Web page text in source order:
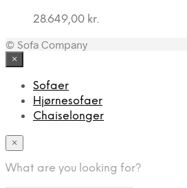
28.649,00 kr.
© Sofa Company
×
Sofaer
Hjørnesofaer
Chaiselonger
×
What are you looking for?